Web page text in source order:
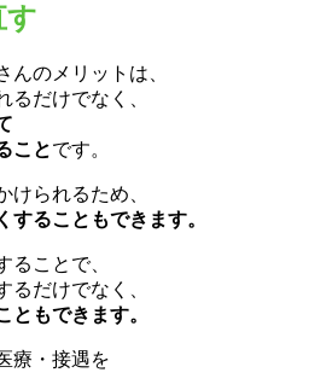
す
んのメリットは、
るだけでなく、
ことです。
けられるため、
することもできます。
ることで、
るだけでなく、
ともできます。
療・接遇を